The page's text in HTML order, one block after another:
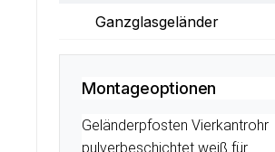
Ganzglasgeländer
Montageoptionen
Geländerpfosten Vierkantrohr
pulverbeschichtet weiß für